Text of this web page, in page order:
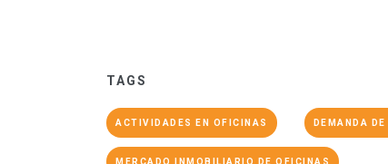
TAGS
ACTIVIDADES EN OFICINAS DEMANDA
MERCADO INMOBILIARIO DE OFICINAS